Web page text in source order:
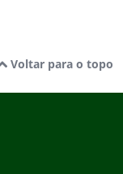
Voltar para o topo